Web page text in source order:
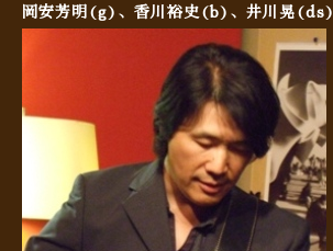
岡安芳明(g)、香川裕史(b)、井川晃(ds)